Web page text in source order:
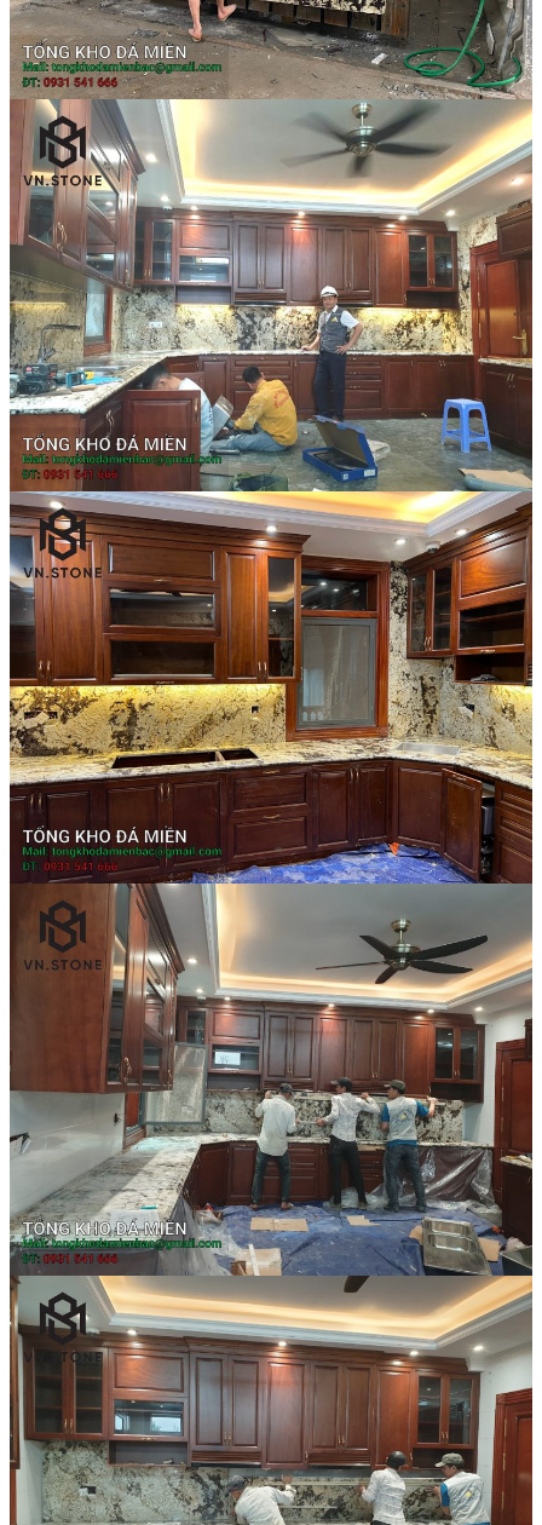
Đá Granite Màu Đỏ
Đá Travertine
Đá Marble
Đá Marble Màu Kem
Đá Marble Màu Nâu
Đá Marble Màu Đen
Đá Marble Màu Đỏ
Đá Marble Màu Vàng
Đá Marble Màu Trắng
Đá Marble Màu Xanh
Đá Ốp
Đá Ốp Bàn Bếp Nhân Tạo​
Đá Ốp Mộ
Đá Ốp Cột
Đá Ốp Thang Máy
Đá Ốp Bếp
Đá Ốp Bếp Tự Nhiên
Tranh đá
Tranh Đá Marble Đối Xứng
Tranh Đá Thạch Anh Đối Xứng
Tranh Đá Sơn Thủy Xuyên Sáng
Tranh Đá Granite Đối Xứng
Tranh Đá Xuyên Sáng Onyx
Đá Nội Thất
Chậu Lavabo Đá
Mặt Bàn Lavabo Đá
Đá Bàn Bếp Cao Cấp
Đá Ốp Bếp Tự Nhiên
Các Loại Đá Khác
Kính Màu Ốp Bếp
Mặt Hàng nhập khẩu Container
Vách Tivi ỐP Đá Cao Cấp
Đá Mosaic
Đá Limestone
Đá Onyx
Hoa Văn Đá